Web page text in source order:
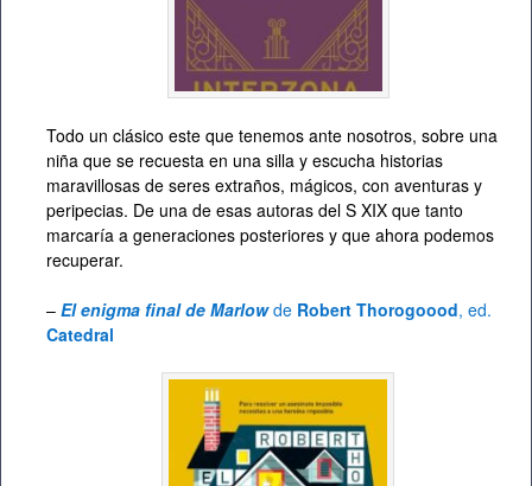
Todo un clásico este que tenemos ante nosotros, sobre una
niña que se recuesta en una silla y escucha historias
maravillosas de seres extraños, mágicos, con aventuras y
peripecias. De una de esas autoras del S XIX que tanto
marcaría a generaciones posteriores y que ahora podemos
recuperar.
– El enigma final de Marlowde Robert Thorogoood, ed.
Catedral